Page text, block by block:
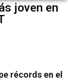
joven en
récords en el